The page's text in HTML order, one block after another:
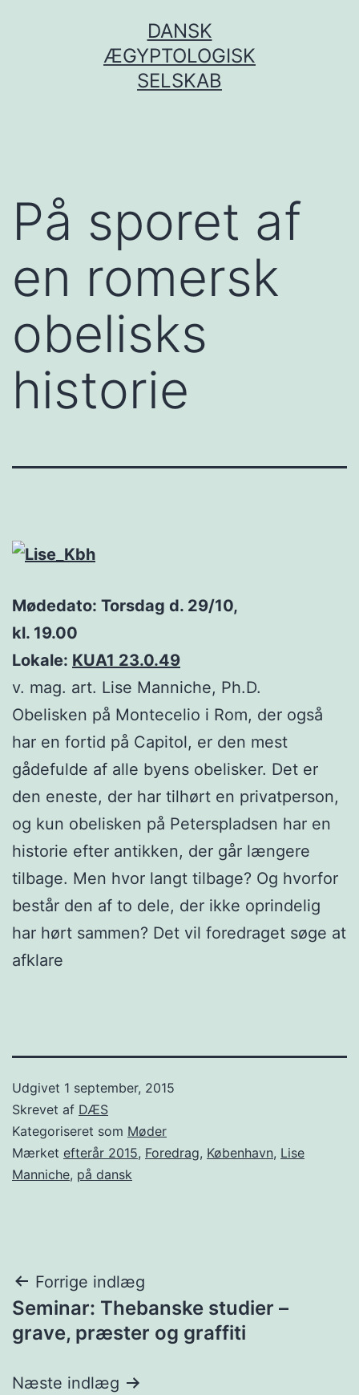
DANSK
ÆGYPTOLOGISK
SELSKAB
På sporet af
en romersk
obelisks
historie
Mødedato: Torsdag d. 29/10,
kl. 19.00
Lokale: KUA1 23.0.49
v. mag. art. Lise Manniche, Ph.D.
Obelisken på Montecelio i Rom, der også
har en fortid på Capitol, er den mest
gådefulde af alle byens obelisker. Det er
den eneste, der har tilhørt en privatperson,
og kun obelisken på Peterspladsen har en
historie efter antikken, der går længere
tilbage. Men hvor langt tilbage? Og hvorfor
består den af to dele, der ikke oprindelig
har hørt sammen? Det vil foredraget søge at
afklare
Udgivet 1 september, 2015
Skrevet af DÆS
Kategoriseret som Møder
Mærket efterår 2015, Foredrag, København, Lise
Manniche, på dansk
Indlægsnavigation
Forrige indlæg
Seminar: Thebanske studier –
grave, præster og graffiti
Næste indlæg